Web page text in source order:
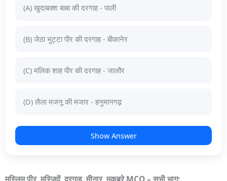
(A) खुदाबक्श बाबा की दरगाह - पाली
(B) जेठा भुट्टा पीर की दरगाह - बीकानेर
(C) मलिक शाह पीर की दरगाह - जालौर
(D) लैला मजनू की मजार - हनुमानगढ़
Show Answer